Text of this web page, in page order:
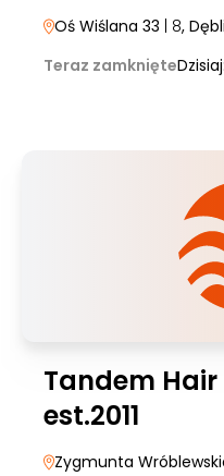
Oś Wiślana 33 | 8,
Teraz zamknięteDzisiaj:
Tandem
est.2011
Zygmunta